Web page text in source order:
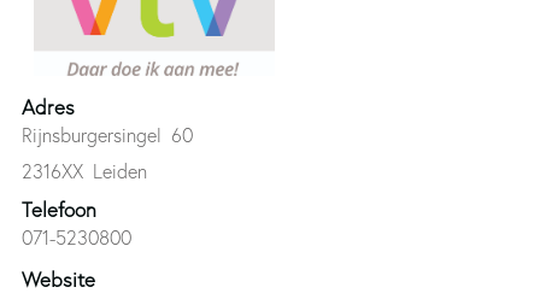
Adres
Rijnsburgersingel 60
2316XX Leiden
Telefoon
071-5230800
Website